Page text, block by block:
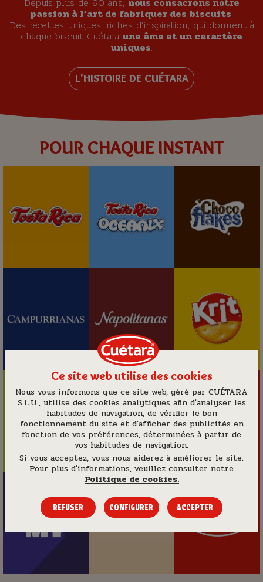
passion à l’art de fabriquer des biscuits.
Des recettes uniques, riches d’inspiration, qui donnent à
chaque biscuit Cuétara une âme et un caractère
uniques.
L'HISTOIRE DE CUÉTARA
POUR CHAQUE INSTANT
Ce site web utilise des cookies
Nous vous informons que ce site web, géré par CUÉTARA
S.L.U., utilise des cookies analytiques afin d'analyser les
habitudes de navigation, de vérifier le bon
fonctionnement du site et d'afficher des publicités en
fonction de vos préférences, déterminées à partir de
vos habitudes de navigation.
Si vous acceptez, vous nous aiderez à améliorer le site.
Pour plus d'informations, veuillez consulter notre
Politique de cookies.
REFUSER CONFIGURER ACCEPTER